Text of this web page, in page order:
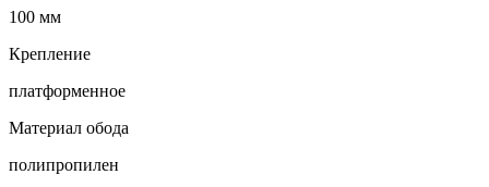
100 мм
Крепление
платформенное
Материал обода
полипропилен